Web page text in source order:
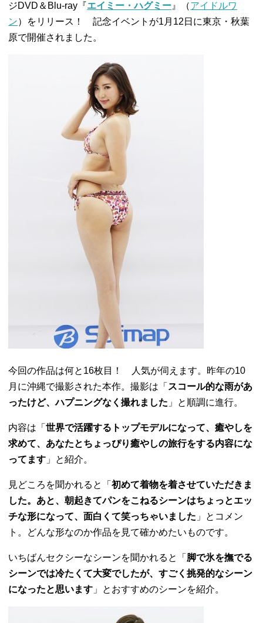
ジDVD＆Blu-ray『エイミー・ハグミー 』（アイドルワ
ン）をリリース！ 記念イベントが1月12日に東京・秋葉
原で開催されました。
今回の作品は何と16枚目！ 人気が伺えます。昨年の10
月に沖縄で撮影された本作。撮影は「 スコール的な雨があ
ったけど、ハプニングなく撮れました 」と順調に進行。
内容は「世界で活躍するトップモデルになって、癒やしを
求めて、あなたとちょっぴり癒やしの旅行をする内容にな
ってます 」と紹介。
見どころを聞かれると「初めて着物を着させていただきま
した。あと、朝起きてパンをこねるシーンはちょっとエッ
チな形になって、面白くて笑っちゃいました 」とコメン
ト。どんな形なのか作品を見て確かめたいものです。
いちばんセクシーなシーンを聞かれると「 脚で氷を撫でる
シーンでは冷たくて大変でしたが、すごく挑発的なシーン
になったと思います 」とおすすめのシーンを紹介。